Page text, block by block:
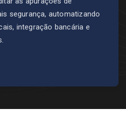
segurança, automatizando
integração bancária e